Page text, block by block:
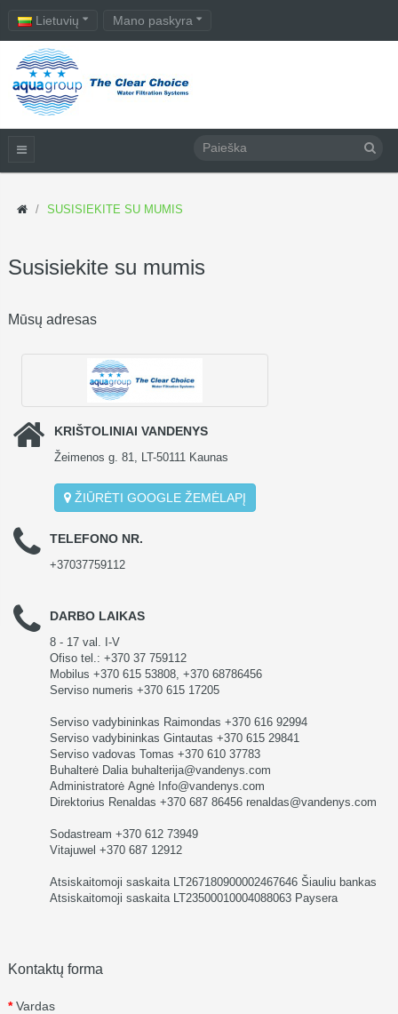
Lietuvių Mano paskyra
SUSISIEKITE SU MUMIS
Susisiekite su mumis
Mūsų adresas
KRIŠTOLINIAI VANDENYS
Žeimenos g. 81, LT-50111 Kaunas
ŽIŪRĖTI GOOGLE ŽEMĖLAPĮ
TELEFONO NR.
+37037759112
DARBO LAIKAS
8 - 17 val. I-V
Ofiso tel.: +370 37 759112
Mobilus +370 615 53808, +370 68786456
Serviso numeris +370 615 17205
Serviso vadybininkas Raimondas +370 616 92994
Serviso vadybininkas Gintautas +370 615 29841
Serviso vadovas Tomas +370 610 37783
Buhalterė Dalia buhalterija@vandenys.com
Administratorė Agnė Info@vandenys.com
Direktorius Renaldas +370 687 86456 renaldas@vandenys.com
Sodastream +370 612 73949
Vitajuwel +370 687 12912
Atsiskaitomoji saskaita LT267180900002467646 Šiauliu bankas
Atsiskaitomoji saskaita LT23500010004088063 Paysera
Kontaktų forma
Vardas